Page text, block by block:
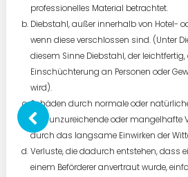
professionelles Material betrachtet.
Diebstahl, außer innerhalb von Hotel-
wenn diese verschlossen sind. (Unter
diesem Sinne Diebstahl, der leichtfertig,
Einschüchterung an Personen oder
wird).
Schäden durch normale oder
und unzureichende oder mangelhafte
durch das langsame Einwirken der
Verluste, die dadurch entstehen, dass
einem Beförderer anvertraut wurde,